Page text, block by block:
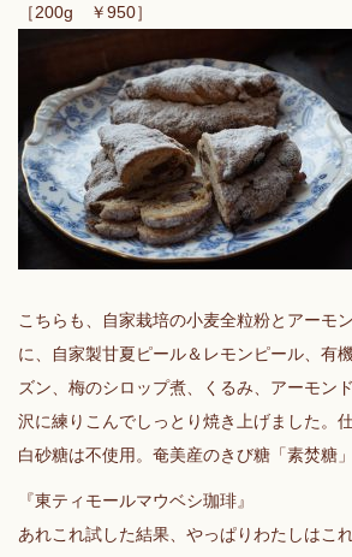
［200g ￥950］
こちらも、自家栽培の小麦全粒粉とアーモ
に、自家製甘夏ピール＆レモンピール、有
ズン、梅のシロップ煮、くるみ、アーモン
沢に練りこんでしっとり焼き上げました。
白砂糖は不使用。奄美産のきび糖「素焚糖
『東ティモールマウベシ珈琲』
あれこれ試した結果、やっぱりわたしはこ